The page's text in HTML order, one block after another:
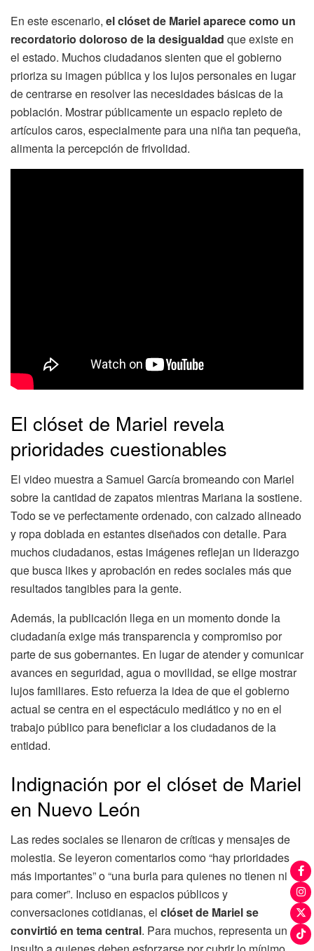
En este escenario, el clóset de Mariel aparece como un
recordatorio doloroso de la desigualdad que existe en
el estado. Muchos ciudadanos sienten que el gobierno
prioriza su imagen pública y los lujos personales en lugar
de centrarse en resolver las necesidades básicas de la
población. Mostrar públicamente un espacio repleto de
artículos caros, especialmente para una niña tan pequeña,
alimenta la percepción de frivolidad.
El clóset de Mariel revela
prioridades cuestionables
El video muestra a Samuel García bromeando con Mariel
sobre la cantidad de zapatos mientras Mariana la sostiene.
Todo se ve perfectamente ordenado, con calzado alineado
y ropa doblada en estantes diseñados con detalle. Para
muchos ciudadanos, estas imágenes reflejan un liderazgo
que busca likes y aprobación en redes sociales más que
resultados tangibles para la gente.
Además, la publicación llega en un momento donde la
ciudadanía exige más transparencia y compromiso por
parte de sus gobernantes. En lugar de atender y comunicar
avances en seguridad, agua o movilidad, se elige mostrar
lujos familiares. Esto refuerza la idea de que el gobierno
actual se centra en el espectáculo mediático y no en el
trabajo público para beneficiar a los ciudadanos de la
entidad.
Indignación por el clóset de Mariel
en Nuevo León
Las redes sociales se llenaron de críticas y mensajes de
molestia. Se leyeron comentarios como “hay prioridades
más importantes” o “una burla para quienes no tienen ni
para comer”. Incluso en espacios públicos y
conversaciones cotidianas, el clóset de Mariel se
convirtió en tema central. Para muchos, representa un